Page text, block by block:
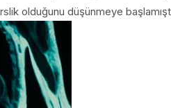
olduğunu düşünmeye